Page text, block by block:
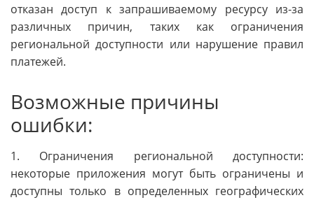
отказан доступ к запрашиваемому ресурсу из-за
различных причин, таких как ограничения
региональной доступности или нарушение правил
платежей.
Возможные причины
ошибки:
1. Ограничения региональной доступности:
некоторые приложения могут быть ограничены и
доступны только в определенных географических